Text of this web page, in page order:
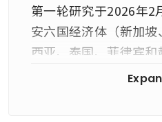
第一轮研究于2026年2
安六国经济体（新加
西亚、泰国、菲律宾
领袖。他们来自不同